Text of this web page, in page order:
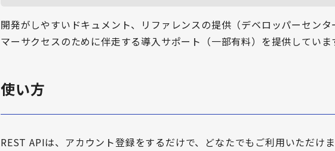
開発がしやすいドキュメント、リファレンスの提供（デベロッパーセンタ
マーサクセスのために伴走する導入サポート（一部有料）を提供していま
使い方
REST APIは、アカウント登録をするだけで、どなたでもご利用いただけま